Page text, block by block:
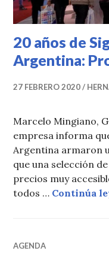
20 años de
Argentina:
27 FEBRERO 2020
Marcelo Mingiano,
empresa informa
Argentina armaron
que una selección
precios muy
todos … Continúa
AGENDA